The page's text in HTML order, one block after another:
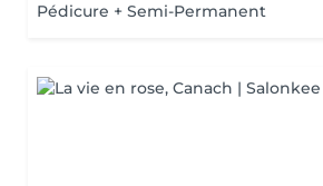
Pédicure + Semi-Permanent